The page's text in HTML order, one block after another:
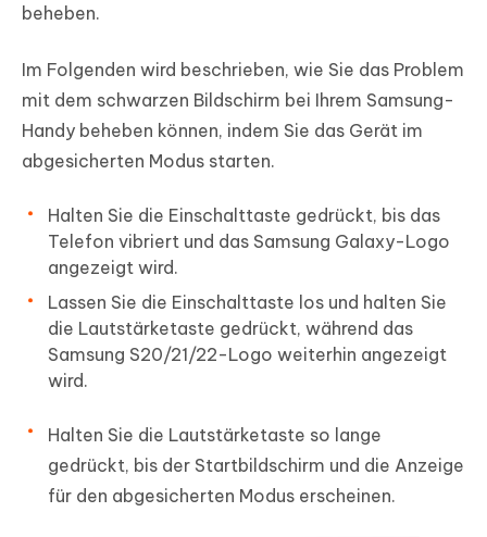
beheben.
Im Folgenden wird beschrieben, wie Sie das Problem
mit dem schwarzen Bildschirm bei Ihrem Samsung-
Handy beheben können, indem Sie das Gerät im
abgesicherten Modus starten.
Halten Sie die Einschalttaste gedrückt, bis das
Telefon vibriert und das Samsung Galaxy-Logo
angezeigt wird.
Lassen Sie die Einschalttaste los und halten Sie
die Lautstärketaste gedrückt, während das
Samsung S20/21/22-Logo weiterhin angezeigt
wird.
Halten Sie die Lautstärketaste so lange
gedrückt, bis der Startbildschirm und die Anzeige
für den abgesicherten Modus erscheinen.